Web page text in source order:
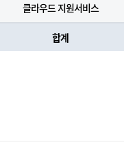
클라우드 지원서비스
합계